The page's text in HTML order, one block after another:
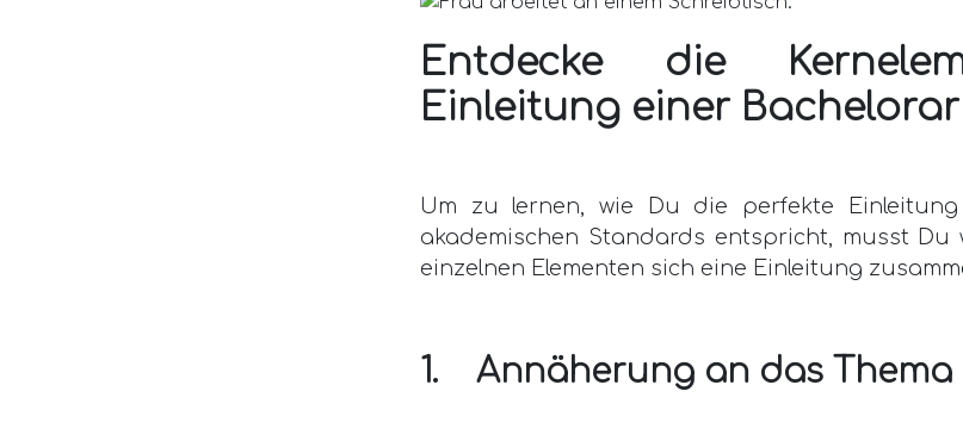
Entdecke die
Einleitung einer
Um zu lernen, wie Du die perfekte
akademischen Standards entspricht, musst Du
einzelnen Elementen sich eine Einleitung
1. Annäherung an das Thema